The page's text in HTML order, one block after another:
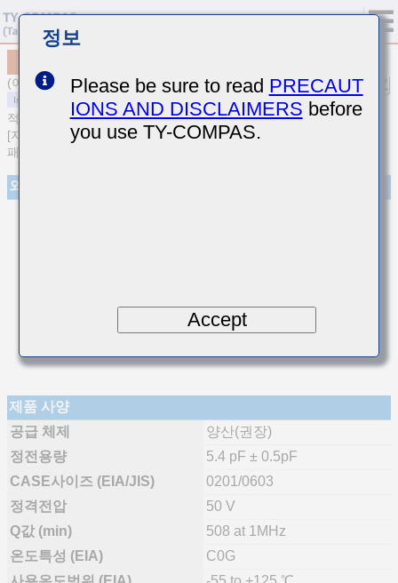
(이전품번 UMK063CG5R4DTHF)
적층 세라믹 커패시터
[자동차 바디／인포&고신뢰용(AEC-Q200 Qualified) 적층 세라믹 커
패시터 (온도보상용)]
외관
제품 사양
공급 체제
양산(권장)
정전용량
5.4 pF ± 0.5pF
CASE사이즈 (EIA/JIS)
0201/0603
정격전압
50 V
Q값 (min)
508 at 1MHz
온도특성 (EIA)
C0G
정보
Please be sure to read PRECAUT
IONS AND DISCLAIMERS before
you use TY-COMPAS.
Accept